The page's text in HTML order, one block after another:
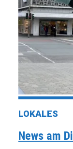
LOKALES
News am